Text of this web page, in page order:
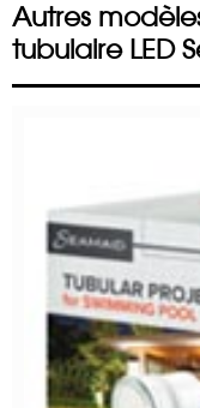
Autres
tubulaire LED